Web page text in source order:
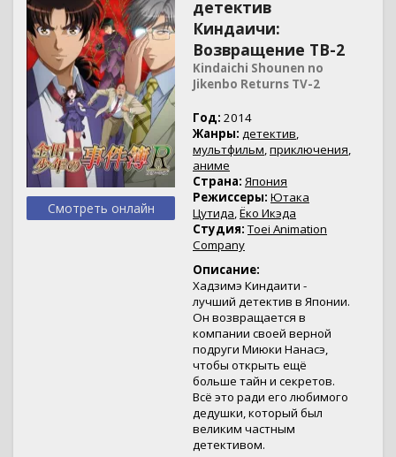
Смотреть онлайн
детектив
Киндаичи:
Возвращение ТВ-2
Kindaichi Shounen no
Jikenbo Returns TV-2
Год: 2014
Жанры: детектив,
мультфильм,приключения,
аниме
Страна: Япония
Режиссеры: Ютака
Цутида,Ёко Икэда
Студия: Toei Animation
Company
Описание:
Хадзимэ Киндаити -
лучший детектив в Японии.
Он возвращается в
компании своей верной
подруги Миюки Нанасэ,
чтобы открыть ещё
больше тайн и секретов.
Всё это ради его любимого
дедушки, который был
великим частным
детективом.